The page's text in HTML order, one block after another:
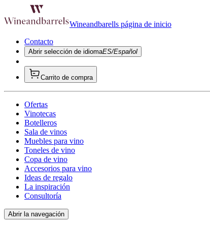
Wineandbarells página de inicio
Contacto
Abrir selección de idiomaES/Español
Carrito de compra
Ofertas
Vinotecas
Botelleros
Sala de vinos
Muebles para vino
Toneles de vino
Copa de vino
Accesorios para vino
Ideas de regalo
La inspiración
Consultoría
Abrir la navegación